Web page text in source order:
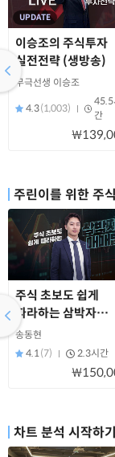
UPDATE
이승조의 주식투자
실전전략 (생방송)
무극선생 이승조
4.3(1,003)
45.5
간
주린이를 위한 주
주식 초보도 쉽게
따라하는 삼박자
매매법
송동현
4.1(7) 2.3시간
차트 분석 시작하기